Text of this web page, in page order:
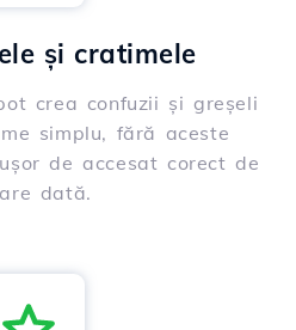
și cratimele
crea confuzii și greșeli
simplu, fără aceste
de accesat corect de
dată.